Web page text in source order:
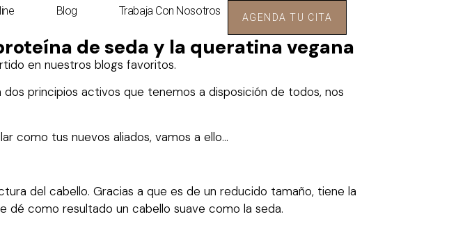
Blog Trabaja Con Nosotros AGENDA TU CITA
de seda y la queratina vegana
en nuestros blogs favoritos.
principios activos que tenemos a disposición de todos, nos
como tus nuevos aliados, vamos a ello…
del cabello. Gracias a que es de un reducido tamaño, tiene la
dé como resultado un cabello suave como la seda.